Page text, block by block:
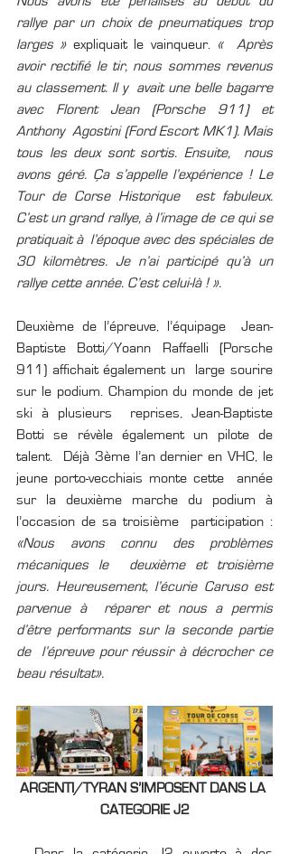
rallye par un choix de pneumatiques trop
larges » expliquait le vainqueur. «  Après
avoir rectifié le tir, nous sommes revenus
au classement. Il y  avait une belle bagarre
avec Florent Jean (Porsche 911) et
Anthony  Agostini (Ford Escort MK1). Mais
tous les deux sont sortis. Ensuite,  nous
avons géré. Ça s’appelle l’expérience ! Le
Tour de Corse Historique  est fabuleux.
C’est un grand rallye, à l’image de ce qui se
pratiquait à  l’époque avec des spéciales de
30 kilomètres. Je n’ai participé qu’à un
rallye cette année. C’est celui-là ! ».
Deuxième de l’épreuve, l’équipage  Jean-
Baptiste Botti/Yoann Raffaelli (Porsche
911) affichait également un  large sourire
sur le podium. Champion du monde de jet
ski à plusieurs  reprises, Jean-Baptiste
Botti se révèle également un pilote de
talent.  Déjà 3ème l’an dernier en VHC, le
jeune porto-vecchiais monte cette  année
sur la deuxième marche du podium à
«Nous avons connu des problèmes
mécaniques le  deuxième et troisième
jours. Heureusement, l’écurie Caruso est
parvenue à  réparer et nous a permis
d’être performants sur la seconde partie
de  l’épreuve pour réussir à décrocher ce
beau résultat».
ARGENTI/TYRAN S’IMPOSENT DANS LA
CATEGORIE J2